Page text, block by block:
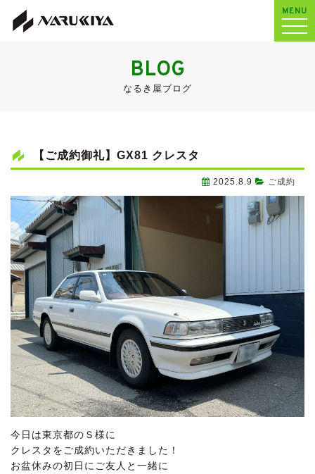
MENU
BLOG
なるき屋ブログ
【ご成約御礼】GX81 クレスタ
2025.8.9 ご成約
今日は東京都のＳ様に
クレスタをご成約いただきました！
お盆休みの初日にご友人と一緒に